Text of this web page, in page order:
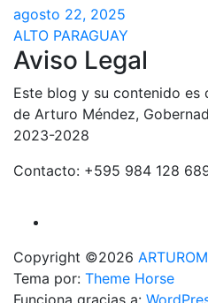
agosto 22, 2025
ALTO PARAGUAY
Aviso Legal
Este blog y su contenido es
de Arturo Méndez,
2023-2028
Contacto: +595 984 128
Copyright ©2026
Tema por: Theme Horse
Funciona gracias a: